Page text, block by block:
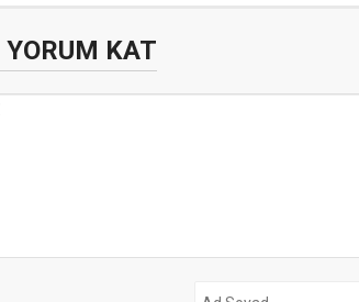
YORUM KAT